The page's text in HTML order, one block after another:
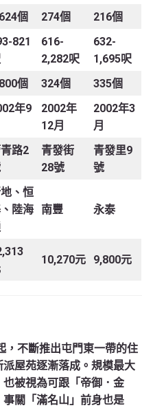
個 274個 216個
821
616-
2,282呎
632-
1,695呎
個 324個 335個
年9
2002年
12月
2002年3
月
路2
青發街
28號
青發里9
號
、恒
陸海
南豐 永泰
10,270元 9,800元
，不斷推出屯門東一帶的住
屋苑逐漸落成。規模最大
被視為可跟「帝御．金
關「滿名山」前身也是